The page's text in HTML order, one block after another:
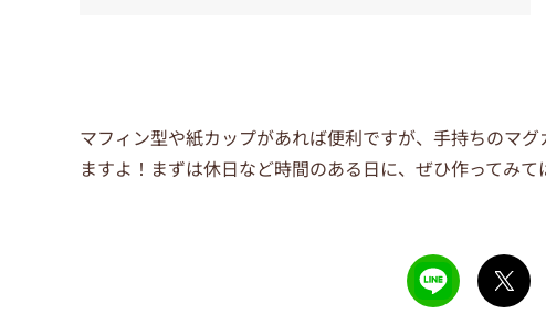
マフィン型や紙カップがあれば便利ですが、手持ちのマ
ますよ！まずは休日など時間のある日に、ぜひ作ってみて